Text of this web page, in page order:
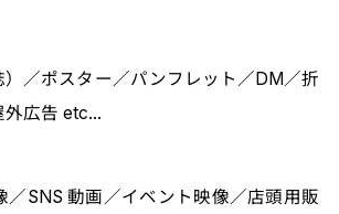
）／ポスター／パンフレット／DM／折
外広告 etc…
／SNS 動画／イベント映像／店頭用販